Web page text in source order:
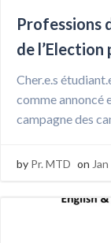
Professions
de
Cher.e.s
comme annoncé
campagne des
by Pr. MTD on